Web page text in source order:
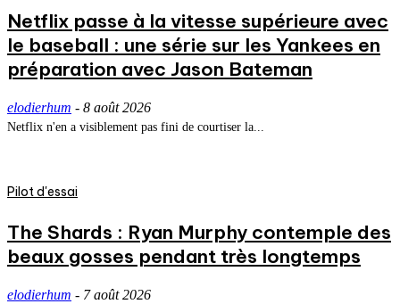
Netflix passe à la vitesse supérieure avec
le baseball : une série sur les Yankees en
préparation avec Jason Bateman
elodierhum - 8 août 2026
Netflix n'en a visiblement pas fini de courtiser la...
Pilot d'essai
The Shards : Ryan Murphy contemple des
beaux gosses pendant très longtemps
elodierhum - 7 août 2026